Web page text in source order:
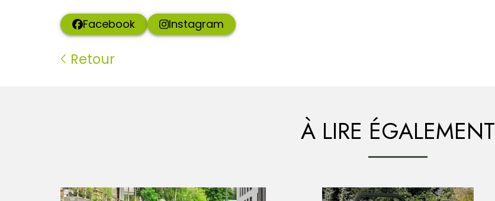
Facebook Instagram
Retour
À LIRE ÉGALEMENT